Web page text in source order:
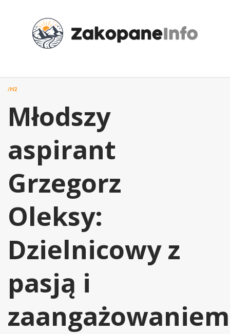
/H2
Młodszy
aspirant
Grzegorz
Oleksy:
Dzielnicowy z
pasją i
zaangażowaniem